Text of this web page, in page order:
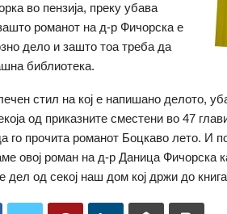
во пензија, преку убава
романот на д-р Фичорска е
дело и зашто тоа треба да
библиотека.
стил на кој е напишано делото,
од приказните сместени во 47
го прочита романот Боцкаво лето. И
овој роман на д-р Даница Фичорска
дел од секој наш дом кој држи до